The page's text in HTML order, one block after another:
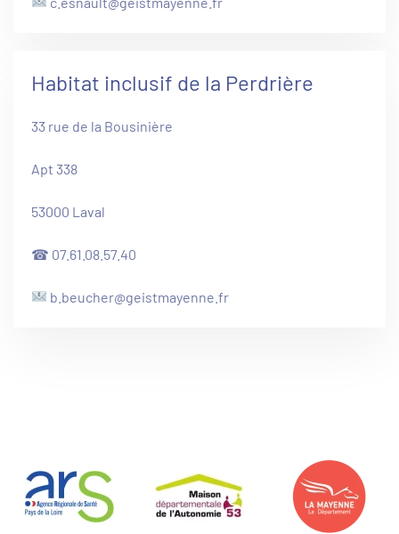
Habitat inclusif de la Perdrière
33 rue de la Bousinière
Apt 338
53000 Laval
☎ 07.61.08.57.40
b.beucher@geistmayenne.fr